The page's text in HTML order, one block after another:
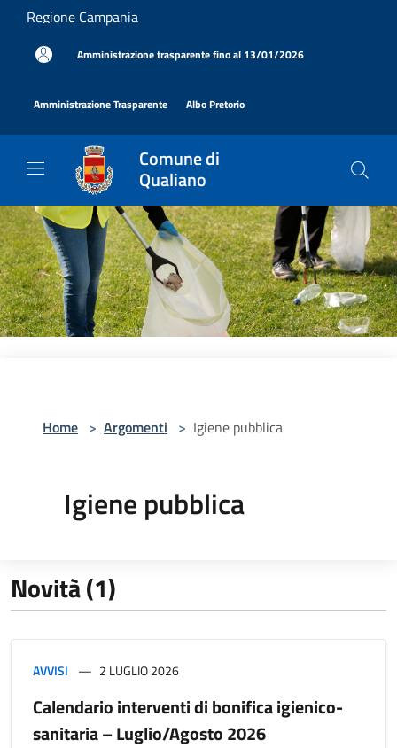
Salta al contenuto principale
Regione Campania
Amministrazione trasparente fino al 13/01/2026
Amministrazione Trasparente Albo Pretorio
Comune di
Qualiano
Home > Argomenti > Igiene pubblica
Igiene pubblica
Novità (1)
AVVISI 2 LUGLIO 2026
Calendario interventi di bonifica igienico-
sanitaria – Luglio/Agosto 2026